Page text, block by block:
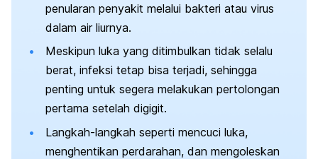
penularan penyakit melalui bakteri atau virus
dalam air liurnya.
Meskipun luka yang ditimbulkan tidak selalu
berat, infeksi tetap bisa terjadi, sehingga
penting untuk segera melakukan pertolongan
pertama setelah digigit.
Langkah-langkah seperti mencuci luka,
menghentikan perdarahan, dan mengoleskan